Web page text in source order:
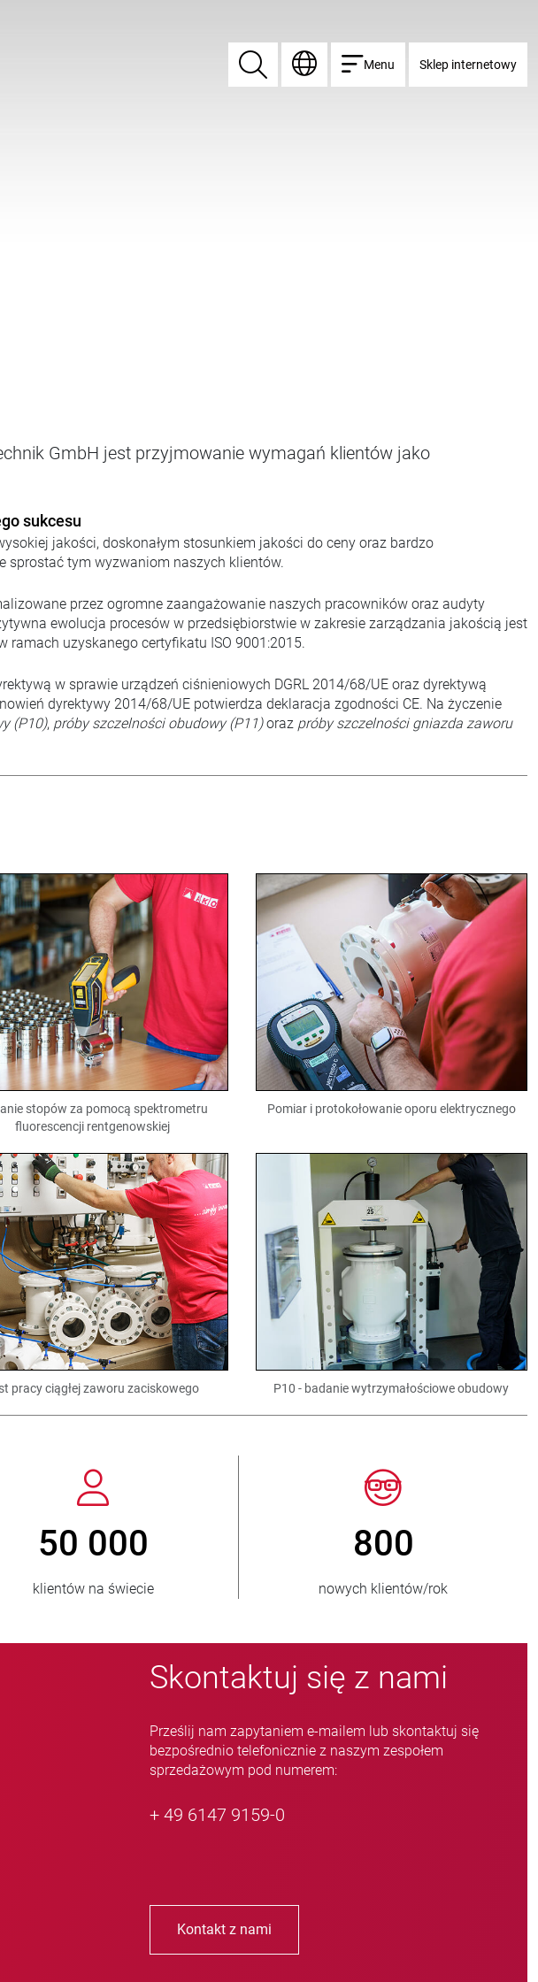
Znajdź
Znajdź Menu Sklep internetowy
GmbH jest przyjmowanie wymagań klientów jako
sukcesu
jakości, doskonałym stosunkiem jakości do ceny oraz bardzo
sprostać tym wyzwaniom naszych klientów.
przez ogromne zaangażowanie naszych pracowników oraz audyty
ewolucja procesów w przedsiębiorstwie w zakresie zarządzania jakością jest
ramach uzyskanego certyfikatu ISO 9001:2015.
w sprawie urządzeń ciśnieniowych DGRL 2014/68/UE oraz dyrektywą
dyrektywy 2014/68/UE potwierdza deklaracja zgodności CE. Na życzenie
(P10), próby szczelności obudowy (P11)oraz próby szczelności gniazda zaworu
stopów za pomocą spektrometru
fluorescencji rentgenowskiej
Pomiar i protokołowanie oporu elektrycznego
pracy ciągłej zaworu zaciskowego P10 - badanie wytrzymałościowe obudowy
150
krajów odbiorców
> 15 000
wariantów zaworów zaciskowych
Skontaktuj się z nami
Prześlij nam zapytaniem e-mailem lub skontaktuj się
bezpośrednio telefonicznie z naszym zespołem
sprzedażowym pod numerem:
+ 49 6147 9159-0
Kontakt z nami